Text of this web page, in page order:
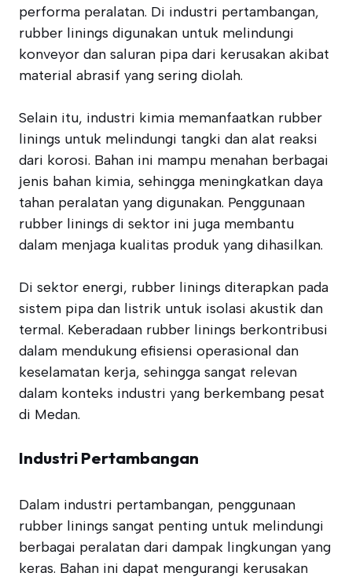
performa peralatan. Di industri pertambangan,
rubber linings digunakan untuk melindungi
konveyor dan saluran pipa dari kerusakan akibat
material abrasif yang sering diolah.
Selain itu, industri kimia memanfaatkan rubber
linings untuk melindungi tangki dan alat reaksi
dari korosi. Bahan ini mampu menahan berbagai
jenis bahan kimia, sehingga meningkatkan daya
tahan peralatan yang digunakan. Penggunaan
rubber linings di sektor ini juga membantu
dalam menjaga kualitas produk yang dihasilkan.
Di sektor energi, rubber linings diterapkan pada
sistem pipa dan listrik untuk isolasi akustik dan
termal. Keberadaan rubber linings berkontribusi
dalam mendukung efisiensi operasional dan
keselamatan kerja, sehingga sangat relevan
dalam konteks industri yang berkembang pesat
di Medan.
Industri Pertambangan
Dalam industri pertambangan, penggunaan
rubber linings sangat penting untuk melindungi
berbagai peralatan dari dampak lingkungan yang
keras. Bahan ini dapat mengurangi kerusakan